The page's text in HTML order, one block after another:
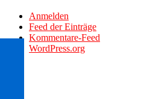
Anmelden
Feed der Einträge
Kommentare-Feed
WordPress.org